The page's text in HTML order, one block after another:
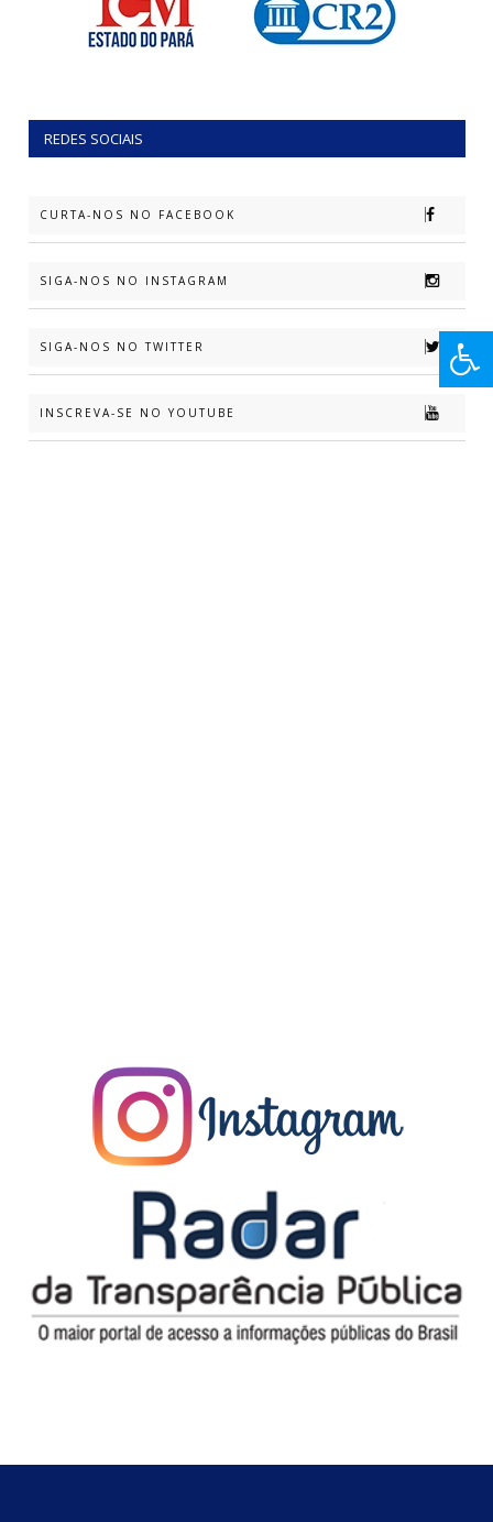
REDES SOCIAIS
CURTA-NOS NO FACEBOOK
SIGA-NOS NO INSTAGRAM
SIGA-NOS NO TWITTER
INSCREVA-SE NO YOUTUBE